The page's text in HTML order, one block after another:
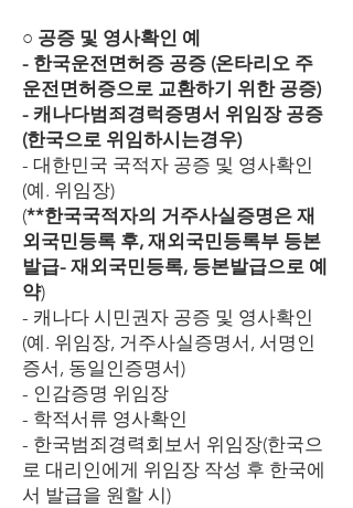
○ 공증 및 영사확인 예
- 한국운전면허증 공증 (온타리오 주
운전면허증으로 교환하기 위한 공증)
- 캐나다범죄경럭증명서 위임장 공증
(한국으로 위임하시는경우)
- 대한민국 국적자 공증 및 영사확인
(예. 위임장)
(**한국국적자의 거주사실증명은 재
외국민등록 후, 재외국민등록부 등본
발급- 재외국민등록, 등본발급으로 예
약)
- 캐나다 시민권자 공증 및 영사확인
(예. 위임장, 거주사실증명서, 서명인
증서, 동일인증명서)
- 인감증명 위임장
- 학적서류 영사확인
- 한국범죄경력회보서 위임장(한국으
로 대리인에게 위임장 작성 후 한국에
서 발급을 원할 시)